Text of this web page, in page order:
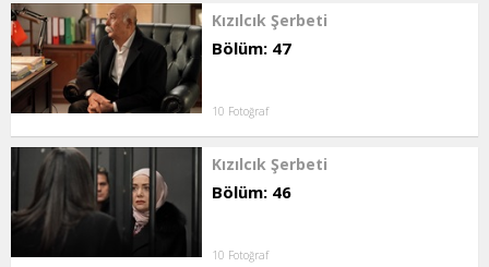
Kızılcık Şerbeti
Bölüm: 47
10 Fotoğraf
Kızılcık Şerbeti
Bölüm: 46
10 Fotoğraf